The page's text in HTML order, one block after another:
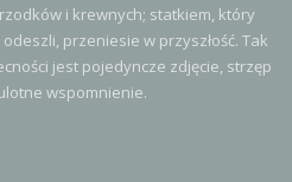
i krewnych; statkiem, który
przeniesie w przyszłość. Tak
jest pojedyncze zdjęcie, strzęp
wspomnienie.